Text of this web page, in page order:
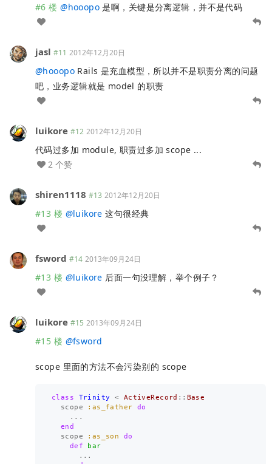
#6 楼 @hooopo 是啊，关键是分离逻辑，并不是代码
jasl #11 2012年12月20日
@hooopoRails 是充血模型，所以并不是职责分离的问题
吧，业务逻辑就是 model 的职责
luikore #12 2012年12月20日
代码过多加 module, 职责过多加 scope ...
2 个赞
shiren1118 #13 2012年12月20日
#13 楼 @luikore 这句很经典
fsword #14 2013年09月24日
#13 楼 @luikore 后面一句没理解，举个例子？
luikore #15 2013年09月24日
#15 楼 @fsword
scope 里面的方法不会污染别的 scope
class Trinity < ActiveRecord :: Base
scope
:as_father
do
...
end
scope
:as_son
do
def
bar
...